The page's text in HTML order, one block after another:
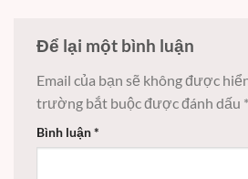
Để lại một bình luận
Email của bạn sẽ không được
trường bắt buộc được đánh dấu *
Bình luận*